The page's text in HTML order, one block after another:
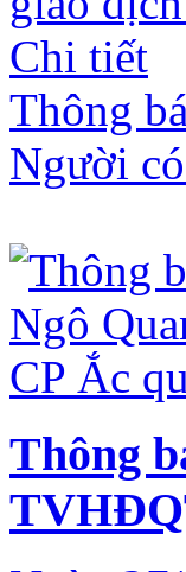
Chi tiết
Thông
Người
Thông